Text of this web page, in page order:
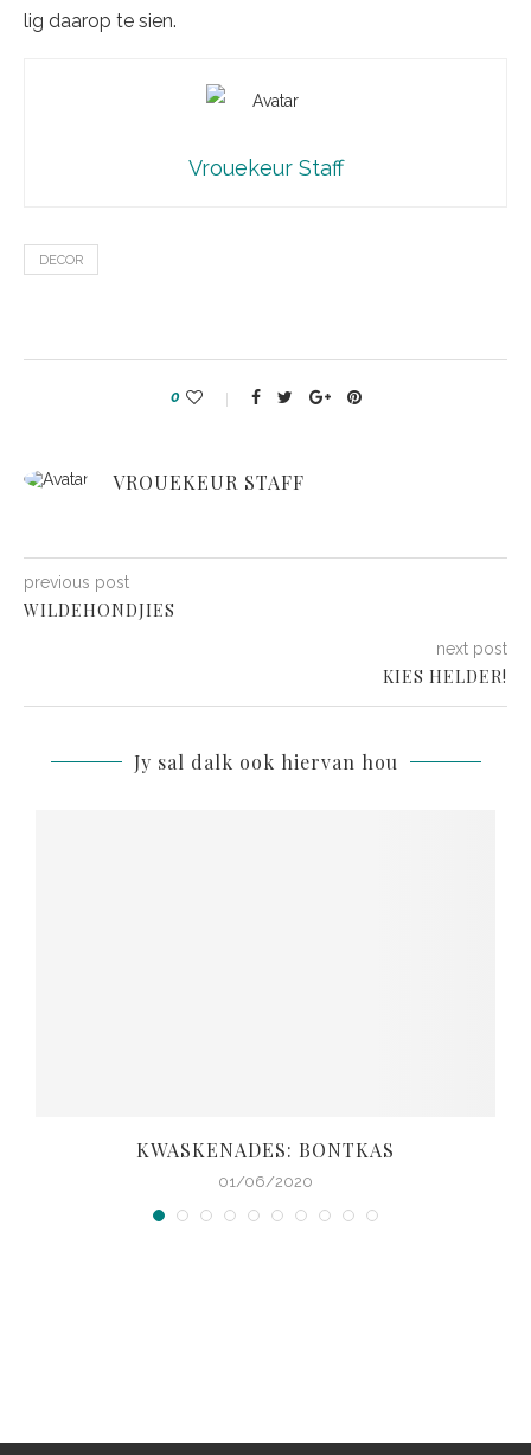
lig daarop te sien.
Vrouekeur Staff
DECOR
0
VROUEKEUR STAFF
previous post
WILDEHONDJIES
next post
KIES HELDER!
Jy sal dalk ook hiervan hou
KWASKENADES: BONTKAS
01/06/2020